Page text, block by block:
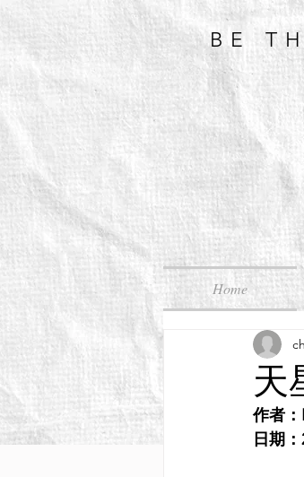
BE
Home
天
作者
日期